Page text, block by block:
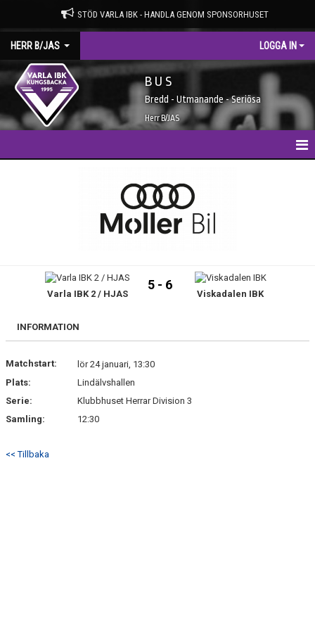
STÖD VARLA IBK - HANDLA GENOM SPONSORHUSET
HERR B/JAS LOGGA IN
B U S
Bredd - Utmanande - Seriösa
Herr B/JAS
DOKUMENT
Varla IBK 2 / HJAS
5 - 6
Viskadalen IBK
INFORMATION
Matchstart:
lör 24 januari, 13:30
Plats:
Lindälvshallen
Serie:
Klubbhuset Herrar Division 3
Samling:
12:30
<< Tillbaka